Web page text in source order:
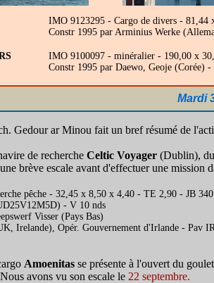
IMO 9123295 - Cargo de divers -
Constr 1995 par Arminius Werke
IMO 9100097 - minéralier - 190,00 x
Constr 1995 par Daewo, Geoje (Corée)
Mardi
Gedour ar Minou fait un bref résumé de
de recherche Celtic Voyager (Dublin),
brève escale avant d'effectuer une mission
pêche - 32,45 x 8,50 x 4,40 - TE 2,90 - JB 340
- V 10 nds
Visser (Pays Bas)
Irelande), Opér. Gouvernement d'Irlande - Pav
Amoenitas se présente à l'ouvert du
avons vu son escale le 22 septembre.